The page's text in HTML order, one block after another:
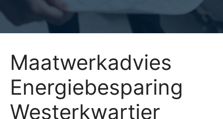
Maatwerkadvies
Energiebesparing
Westerkwartier